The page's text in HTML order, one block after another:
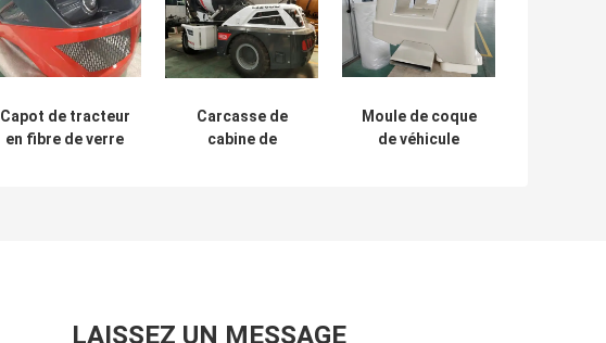
Capot de tracteur
en fibre de verre
assurant la
Carcasse de
cabine de
Moule de coque
de véhicule
LAISSEZ UN MESSAGE